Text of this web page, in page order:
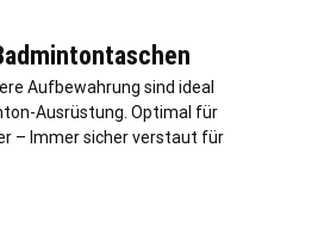
Aufbewahrung sind ideal
Ausrüstung. Optimal für
– Immer sicher verstaut für